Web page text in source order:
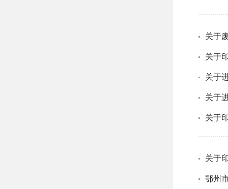
关于
关于
关于
关于
鄂州